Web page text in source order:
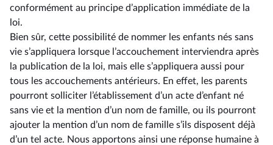
conformément au principe d’application immédiate de la
loi.
Bien sûr, cette possibilité de nommer les enfants nés sans
vie s’appliquera lorsque l’accouchement interviendra après
la publication de la loi, mais elle s’appliquera aussi pour
tous les accouchements antérieurs. En effet, les parents
pourront solliciter l’établissement d’un acte d’enfant né
sans vie et la mention d’un nom de famille, ou ils pourront
ajouter la mention d’un nom de famille s’ils disposent déjà
d’un tel acte. Nous apportons ainsi une réponse humaine à